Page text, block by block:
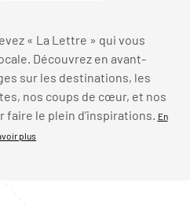
« La Lettre » qui vous
Découvrez en avant-
sur les destinations, les
nos coups de cœur, et nos
le plein d’inspirations. En
plus